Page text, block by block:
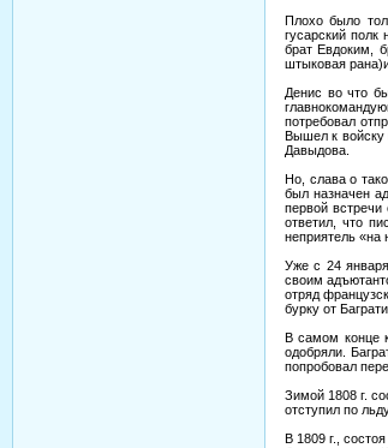
Плохо было
гусарский
брат Евдоким,
штыковая
Денис во что
потребовал
Вышел к войску
Давыдова.
Но, слава о
был назначен
первой
ответил, что
неприятель «на
Уже с 24
своим
отряд
бурку от
В самом конце
одобряли.
попробовал
Зимой 1808 г.
отступил по
В 1809 г.,